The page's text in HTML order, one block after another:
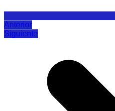
Anterior
Siguiente